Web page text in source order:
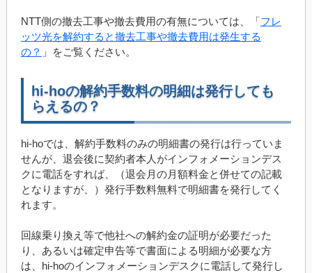
NTT側の撤去工事や撤去費用の有無については、「フレ
ッツ光を解約すると撤去工事や撤去費用は発生する
の？ 」をご覧ください。
hi-hoの解約手数料の明細は発行しても
らえるの？
hi-hoでは、解約手数料のみの明細書の発行は行っていま
せんが、退会後に契約者本人がインフォメーションデス
クに電話をすれば、（退会月の月額料金と併せての記載
となりますが、）発行手数料無料で明細書を発行してく
れます。
回線乗り換え等で他社への解約金の証明が必要だった
り、あるいは確定申告等で書面による明細が必要な方
は、hi-hoのインフォメーションデスクに電話して発行し